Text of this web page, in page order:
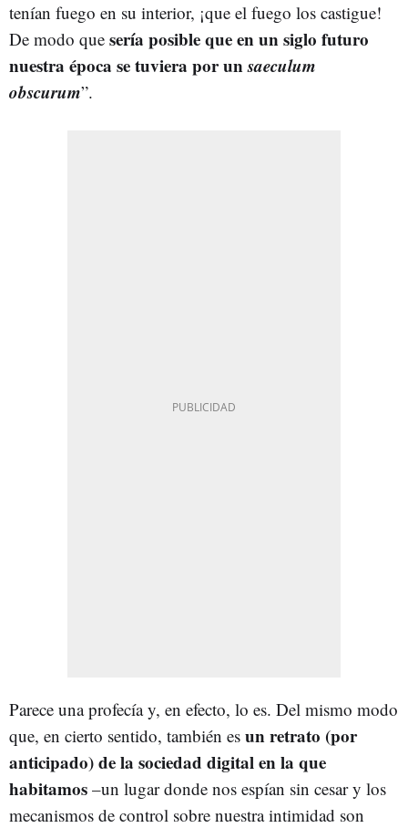
tenían fuego en su interior, ¡que el fuego los castigue!
De modo que sería posible que en un siglo futuro
nuestra época se tuviera por unsaeculum
obscurum”.
Parece una profecía y, en efecto, lo es. Del mismo modo
que, en cierto sentido, también es un retrato (por
anticipado) de la sociedad digital en la que
habitamos –un lugar donde nos espían sin cesar y los
mecanismos de control sobre nuestra intimidad son